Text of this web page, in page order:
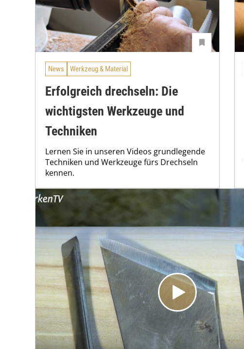
News Werkzeug & Material
Erfolgreich drechseln: Die
wichtigsten Werkzeuge und
Techniken
Lernen Sie in unseren Videos grundlegende
Techniken und Werkzeuge fürs Drechseln
kennen.